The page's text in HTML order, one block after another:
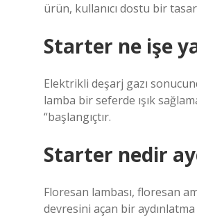
ürün, kullanıcı dostu bir
Starter ne işe
Elektrikli deşarj gazı
lamba bir seferde ışık
“başlangıçtır.
Starter nedir
Floresan lambası, floresan
devresini açan bir